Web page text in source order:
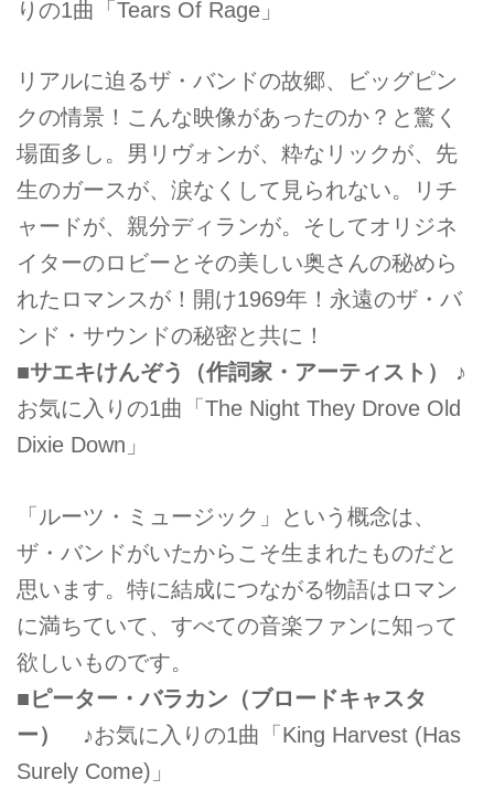
りの1曲「Tears Of Rage」
リアルに迫るザ・バンドの故郷、ビッグピン
クの情景！こんな映像があったのか？と驚く
場面多し。男リヴォンが、粋なリックが、先
生のガースが、涙なくして見られない。リチ
ャードが、親分ディランが。そしてオリジネ
イターのロビーとその美しい奥さんの秘めら
れたロマンスが！開け1969年！永遠のザ・バ
ンド・サウンドの秘密と共に！
■サエキけんぞう（作詞家・アーティスト）
♪
お気に入りの1曲「The Night They Drove Old
Dixie Down」
「ルーツ・ミュージック」という概念は、
ザ・バンドがいたからこそ生まれたものだと
思います。特に結成につながる物語はロマン
に満ちていて、すべての音楽ファンに知って
欲しいものです。
■ピーター・バラカン（ブロードキャスタ
ー）
♪お気に入りの1曲「King Harvest (Has
Surely Come)」